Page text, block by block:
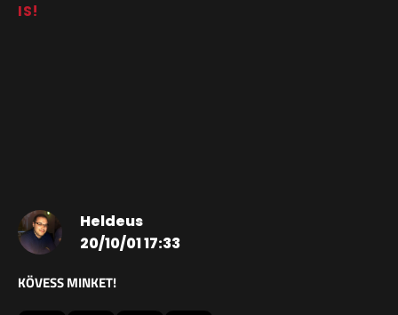
IS!
Heldeus
20/10/01 17:33
KÖVESS MINKET!